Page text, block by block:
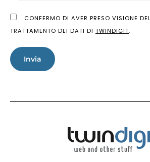
CONFERMO DI AVER PRESO VISIONE
TRATTAMENTO DEI DATI DI TWINDIGIT.
Invia